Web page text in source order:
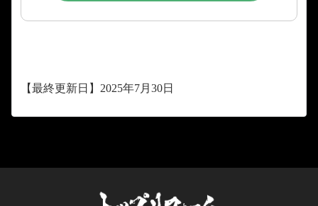
【最終更新日】2025年7月30日